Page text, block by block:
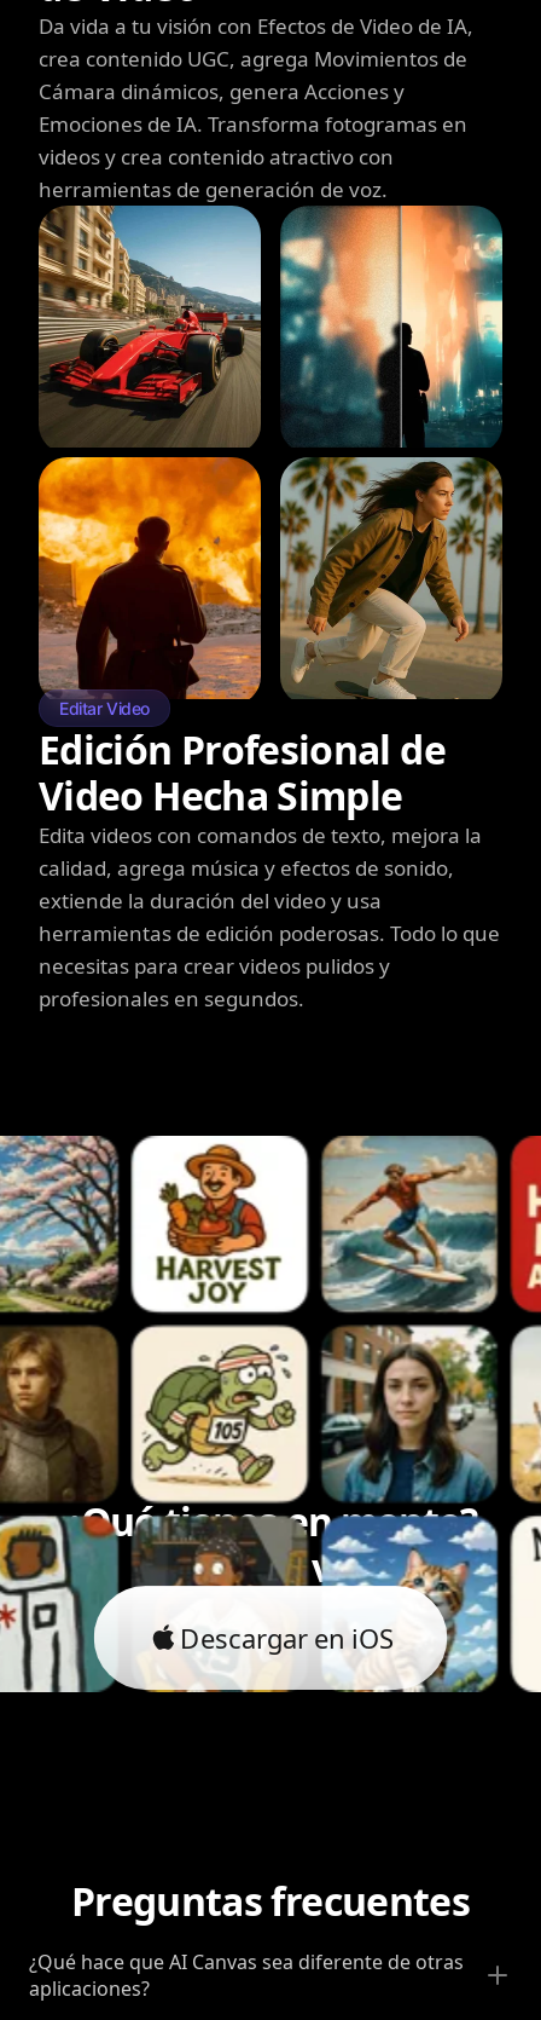
Da vida a tu visión con Efectos de Video de IA,
crea contenido UGC, agrega Movimientos de
Cámara dinámicos, genera Acciones y
Emociones de IA. Transforma fotogramas en
videos y crea contenido atractivo con
herramientas de generación de voz.
Editar Video
Edición Profesional de
Video Hecha Simple
Edita videos con comandos de texto, mejora la
calidad, agrega música y efectos de sonido,
extiende la duración del video y usa
herramientas de edición poderosas. Todo lo que
necesitas para crear videos pulidos y
profesionales en segundos.
¿Qué tienes en mente?
Démosle vida.
Descargar en iOS
Preguntas frecuentes
¿Qué hace que AI Canvas sea diferente de otras
aplicaciones?